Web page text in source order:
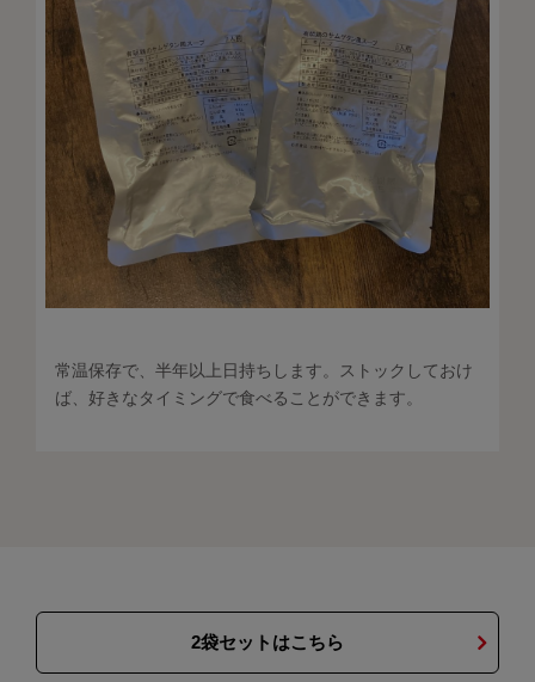
常温保存で、半年以上日持ちします。ストックしておけ
ば、好きなタイミングで食べることができます。
2袋セットはこちら